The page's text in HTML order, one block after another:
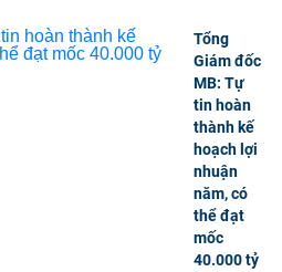
Tổng
Giám đốc
MB: Tự
tin hoàn
thành kế
hoạch lợi
nhuận
năm, có
thể đạt
mốc
40.000 tỷ